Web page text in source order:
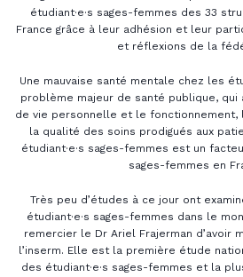
étudiant·e·s sages-femmes des 33
France grâce à leur adhésion et leur
et réflexions de la
Une mauvaise santé mentale chez les
problème majeur de santé publique, qui
de vie personnelle et le fonctionnement,
la qualité des soins prodigués aux
étudiant·e·s sages-femmes est un
sages-femmes en
Très peu d’études à ce jour ont
étudiant·e·s sages-femmes dans le
remercier le Dr Ariel Frajerman d’avoir
l’inserm. Elle est la première étude
des étudiant·e·s sages-femmes et la